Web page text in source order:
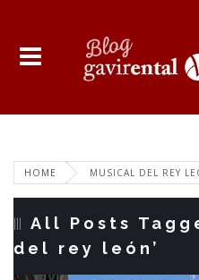
HOME MUSICAL DEL REY
All Posts
del rey león’